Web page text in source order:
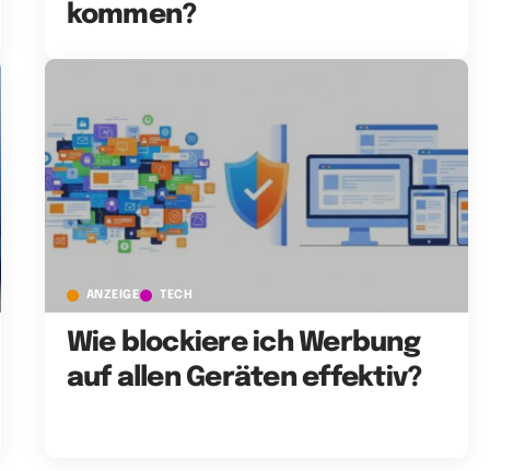
kommen?
ANZEIGE TECH
Wie blockiere ich Werbung
auf allen Geräten effektiv?